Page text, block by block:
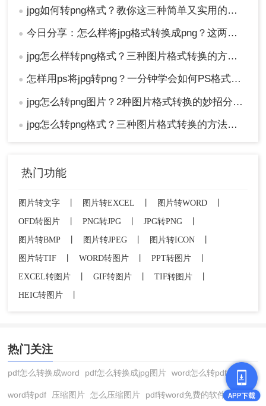
● jpg如何转png格式？教你这三种简单又实用的方法！
● 今日分享：怎么样将jpg格式转换成png？这两种方法学起来
● jpg怎么样转png格式？三种图片格式转换的方法交给你！
● 怎样用ps将jpg转png？一分钟学会如何PS格式转换！
● jpg怎么转png图片？2种图片格式转换的妙招分享！
● jpg怎么转png格式？三种图片格式转换的方法交给你！
热门功能
图片转文字 图片转EXCEL 图片转WORD
OFD转图片
PNG转JPG JPG转PNG
图片转BMP
图片转JPEG 图片转ICON
图片转TIF
WORD转图片 PPT转图片
EXCEL转图片
GIF转图片 TIF转图片
HEIC转图片
热门关注
pdf怎么转换成word pdf怎么转换成jpg图片 word怎么转pdf
word转pdf 压缩图片 怎么压缩图片 pdf转word免费的软件